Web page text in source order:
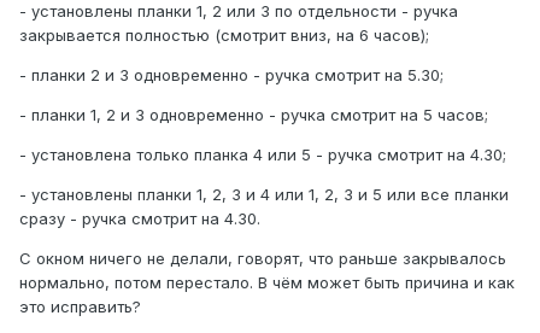
- установлены планки 1, 2 или 3 по отдельности - ручка
закрывается полностью (смотрит вниз, на 6 часов);
- планки 2 и 3 одновременно - ручка смотрит на 5.30;
- планки 1, 2 и 3 одновременно - ручка смотрит на 5 часов;
- установлена только планка 4 или 5 - ручка смотрит на 4.30;
- установлены планки 1, 2, 3 и 4 или 1, 2, 3 и 5 или все планки
сразу - ручка смотрит на 4.30.
С окном ничего не делали, говорят, что раньше закрывалось
нормально, потом перестало. В чём может быть причина и как
это исправить?